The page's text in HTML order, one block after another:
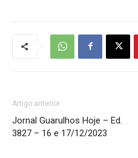
Artigo anterior
Jornal Guarulhos Hoje – Ed.
3827 – 16 e 17/12/2023